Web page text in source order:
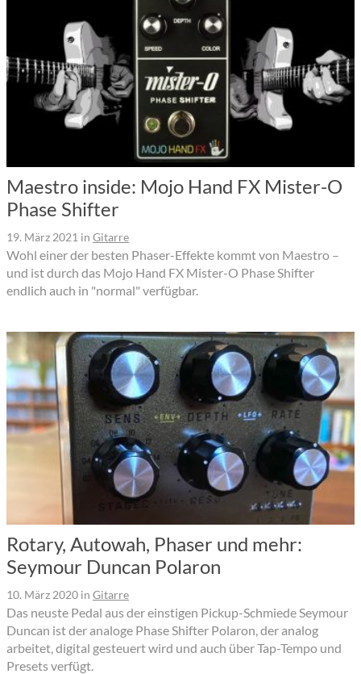
Maestro inside: Mojo Hand FX Mister-O
Phase Shifter
19. März 2021 in Gitarre
Wohl einer der besten Phaser-Effekte kommt von Maestro –
und ist durch das Mojo Hand FX Mister-O Phase Shifter
endlich auch in "normal" verfügbar.
Rotary, Autowah, Phaser und mehr:
Seymour Duncan Polaron
10. März 2020 in Gitarre
Das neuste Pedal aus der einstigen Pickup-Schmiede Seymour
Duncan ist der analoge Phase Shifter Polaron, der analog
arbeitet, digital gesteuert wird und auch über Tap-Tempo und
Presets verfügt.